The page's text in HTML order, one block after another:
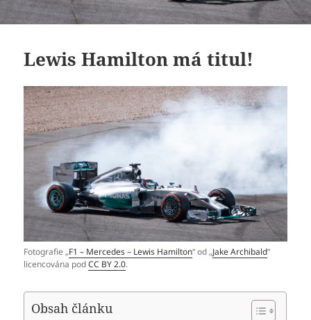
Lewis Hamilton má titul!
Fotografie „F1 – Mercedes – Lewis Hamilton“ od „Jake Archibald“
licencována podCC BY 2.0.
Obsah článku